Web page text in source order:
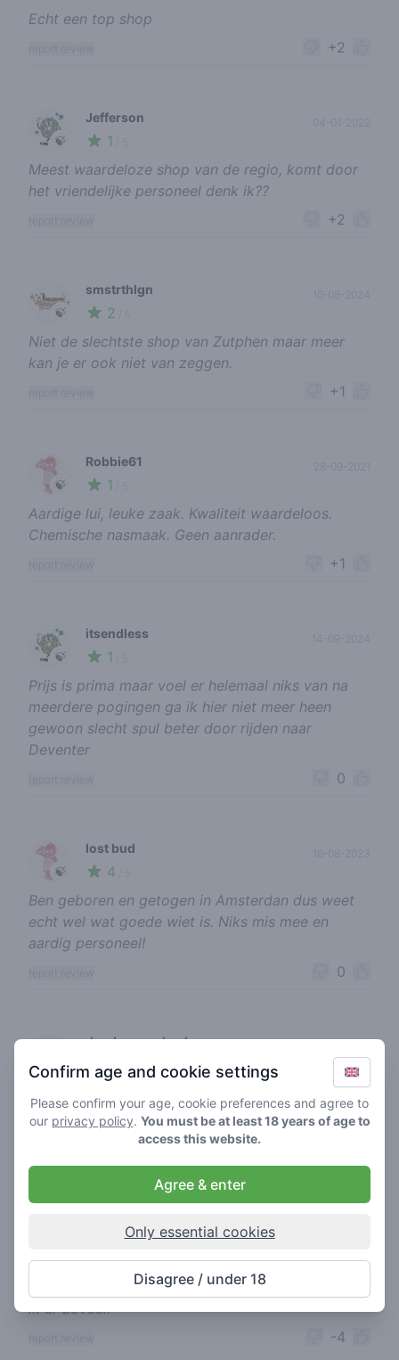
Echt een top shop
+2
🍃
Jefferson
1
Meest waardeloze shop van de regio, komt door
het vriendelijke personeel denk ik??
+2
🍃
smstrthlgn
2
Niet de slechtste shop van Zutphen maar meer
kan je er ook niet van zeggen.
+1
🍃
Robbie61
1
Aardige lui, leuke zaak. Kwaliteit waardeloos.
Chemische nasmaak. Geen aanrader.
+1
🍃
itsendless
1
Prijs is prima maar voel er helemaal niks van na
meerdere pogingen ga ik hier niet meer heen
gewoon slecht spul beter door rijden naar
Deventer
0
🍃
lost bud
4
16-08-2023
Ben geboren en getogen in Amsterdan dus weet
echt wel wat goede wiet is. Niks mis mee en
aardig personeel!
0
🌱
dandy sugarkush
5/ 5
Goeie hia
report review 0
chainsmoker420 26-12-2018
Je kan er super relaxed zitten en de sfeer is altijd
goed. Ookal is de wiet nooit heel veel wat je krijgt
maar je kan geweldig lekker zitten en daarom zit
ik er zoveel.
-4
Confirm age and cookie settings
Please confirm your age, cookie preferences and agree to
our privacy policy. You must be at least 18 years of age to
access this website.
Agree & enter
Only essential cookies
Disagree / under 18